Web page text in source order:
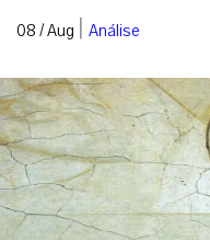
08 / Aug | Análise